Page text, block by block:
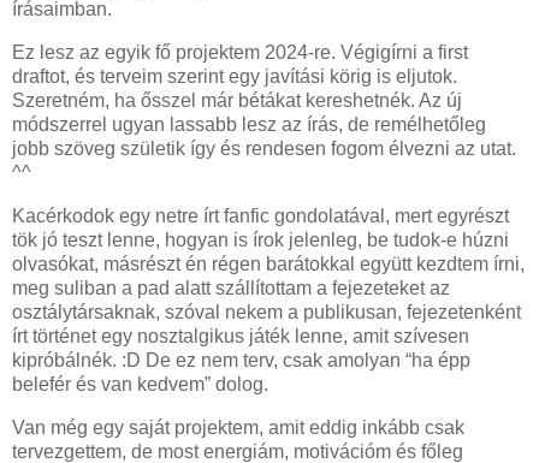
írásaimban.
Ez lesz az egyik fő projektem 2024-re. Végigírni a first
draftot, és terveim szerint egy javítási körig is eljutok.
Szeretném, ha ősszel már bétákat kereshetnék. Az új
módszerrel ugyan lassabb lesz az írás, de remélhetőleg
jobb szöveg születik így és rendesen fogom élvezni az utat.
^^
Kacérkodok egy netre írt fanfic gondolatával, mert egyrészt
tök jó teszt lenne, hogyan is írok jelenleg, be tudok-e húzni
olvasókat, másrészt én régen barátokkal együtt kezdtem írni,
meg suliban a pad alatt szállítottam a fejezeteket az
osztálytársaknak, szóval nekem a publikusan, fejezetenként
írt történet egy nosztalgikus játék lenne, amit szívesen
kipróbálnék. :D De ez nem terv, csak amolyan “ha épp
belefér és van kedvem” dolog.
Van még egy saját projektem, amit eddig inkább csak
tervezgettem, de most energiám, motivációm és főleg